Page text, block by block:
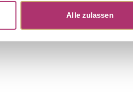
Alle zulassen